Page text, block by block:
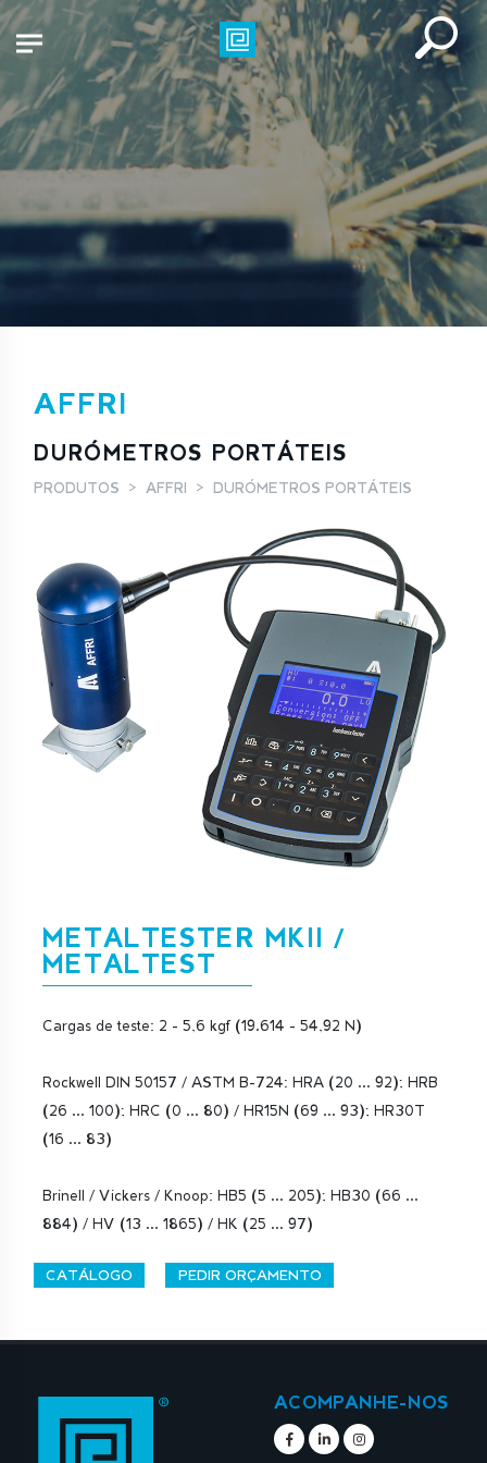
AFFRI
DURÓMETROS PORTÁTEIS
PRODUTOS AFFRI DURÓMETROS PORTÁTEIS
METALTESTER MKII /
METALTEST
Cargas de teste: 2 - 5,6 kgf (19.614 - 54,92 N)
Rockwell DIN 50157 / ASTM B-724: HRA (20 ... 92); HRB
(26 ... 100); HRC (0 ... 80) / HR15N (69 ... 93); HR30T
(16 ... 83)
Brinell / Vickers / Knoop: HB5 (5 ... 205); HB30 (66 ...
884) / HV (13 ... 1865) / HK (25 ... 97)
CATÁLOGO PEDIR ORÇAMENTO
ACOMPANHE-NOS